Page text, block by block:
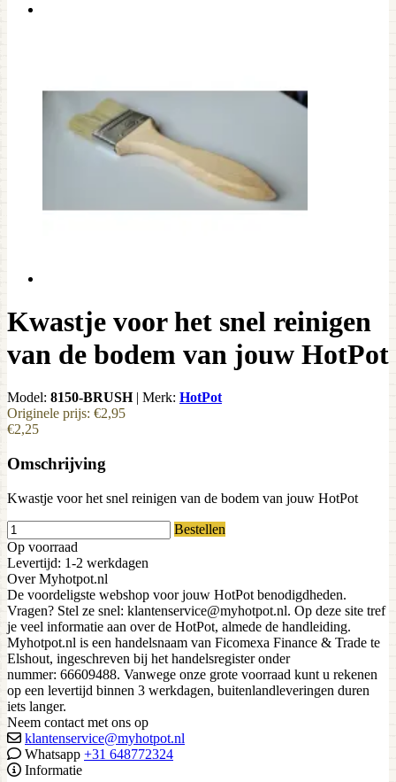
Kwastje voor het snel reinigen
van de bodem van jouw HotPot
Model: 8150-BRUSH | Merk: HotPot
Originele prijs: €2,95
€2,25
Omschrijving
Kwastje voor het snel reinigen van de bodem van jouw HotPot
Bestellen
Op voorraad
Levertijd: 1-2 werkdagen
Over Myhotpot.nl
De voordeligste webshop voor jouw HotPot benodigdheden.
Vragen? Stel ze snel: klantenservice@myhotpot.nl. Op deze site tref
je veel informatie aan over de HotPot, almede de handleiding.
Myhotpot.nl is een handelsnaam van Ficomexa Finance & Trade te
Elshout, ingeschreven bij het handelsregister onder
nummer: 66609488. Vanwege onze grote voorraad kunt u rekenen
op een levertijd binnen 3 werkdagen, buitenlandleveringen duren
iets langer.
Neem contact met ons op
klantenservice@myhotpot.nl
Whatsapp +31 648772324
Informatie